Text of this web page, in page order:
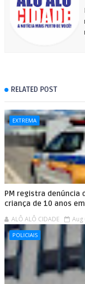
RELATED POST
EXTREMA
PM registra denúncia
criança de 10 anos
ALÔ ALÔ CIDADE Aug
POLICIAIS